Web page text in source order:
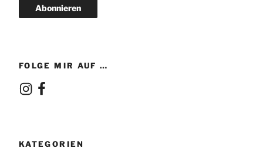
Abonnieren
FOLGE MIR AUF …
Instagram
Facebook
KATEGORIEN